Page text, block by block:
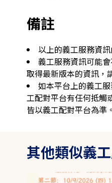
備註
以上的義工服務資
義工服務資訊可能
取得最新版本的資訊，
如本平台上的義工
工配對平台有任何抵觸
皆以義工配對平台為準。
其他類似義